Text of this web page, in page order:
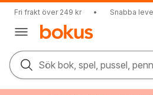
Fri frakt över 249 kr • Snabba
Sök bok, spel, pussel,